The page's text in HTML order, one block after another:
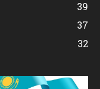
39
37
32